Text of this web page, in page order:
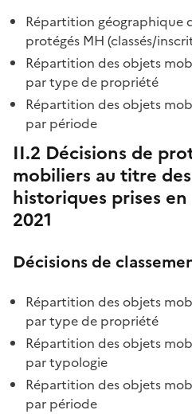
Répartition géographique
protégés MH (classés/
Répartition des objets
par type de propriété
Répartition des objets
par période
II.2 Décisions de
mobiliers au titre
historiques prises en
2021
Décisions de
Répartition des objets
par type de propriété
Répartition des objets
par typologie
Répartition des objets
par période